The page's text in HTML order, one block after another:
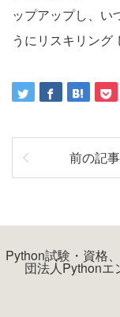
ップアップし、い
うにリスキリング
前の記事
Python試験・資格
団法人Python